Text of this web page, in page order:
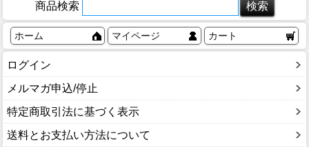
商品検索
ホーム マイページ カート
ログイン
メルマガ申込/停止
特定商取引法に基づく表示
送料とお支払い方法について